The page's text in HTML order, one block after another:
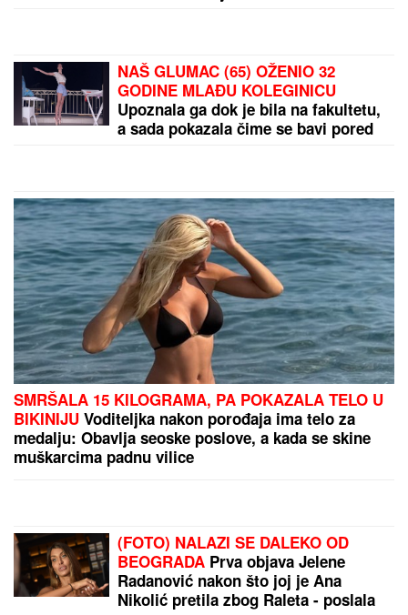
TEHERAN PODIGAO GLAS:Strane sile dalje od
regiona – imamo dokaze o napadima i sami ćemo
čuvati bezbednost
PREPORUKA ZA VAS
SANJA GRUJIĆ JE DRUGA OSOBA! Pokazala šta
radi posle raskida sa Markom: Odavde NE IZLAZI,
promene na njoj bodu oči (FOTO)
"NJU TREBA LEČITI"Marija Kulić se
oglasila nakon pomirenja Miljane i
Zole: Pokazala kakve poruke dobija i
otkrila sve o njihovom odnosu